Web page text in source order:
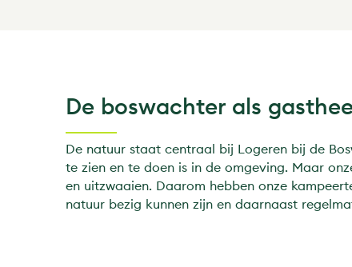
De boswachter als
De natuur staat centraal bij Logeren bij de
te zien en te doen is in de omgeving. Maar
en uitzwaaien. Daarom hebben onze
natuur bezig kunnen zijn en daarnaast